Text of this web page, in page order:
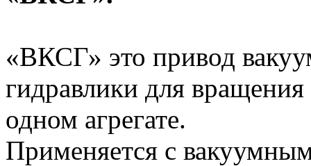
«ВКСГ» это привод
гидравлики для
одном агрегате.
Применяется с